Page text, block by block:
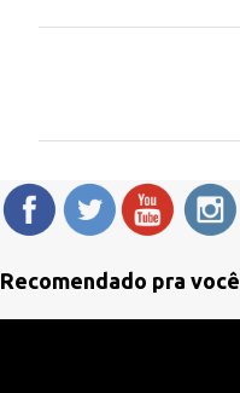
n
t
Recomendado pra você